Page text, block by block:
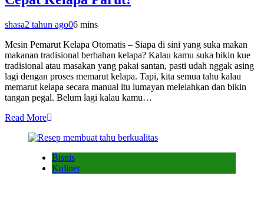
shasa2 tahun ago06 mins
Mesin Pemarut Kelapa Otomatis – Siapa di sini yang suka makan
makanan tradisional berbahan kelapa? Kalau kamu suka bikin kue
tradisional atau masakan yang pakai santan, pasti udah nggak asing
lagi dengan proses memarut kelapa. Tapi, kita semua tahu kalau
memarut kelapa secara manual itu lumayan melelahkan dan bikin
tangan pegal. Belum lagi kalau kamu…
Read More
Bisnis
Kuliner